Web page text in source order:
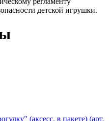
детской игрушки.
(аксесс, в пакете) (арт.